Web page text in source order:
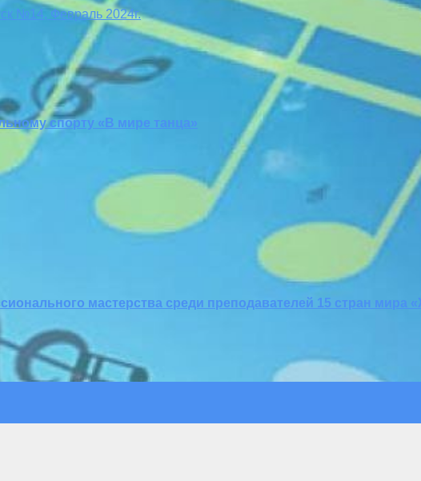
№14, Февраль 2024г.
спорту «В мире танца»
мастерства среди преподавателей 15 стран мира